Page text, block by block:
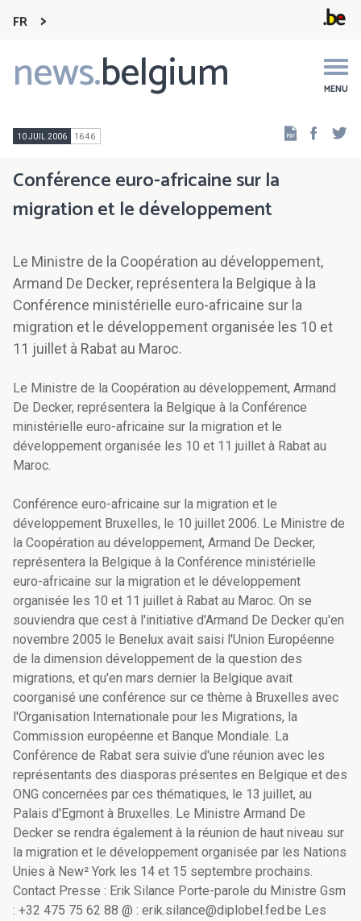
FR
news.belgium MENU
Main
navigation
10 JUIL 2006 16:46
Conférence euro-africaine sur la
migration et le développement
Le Ministre de la Coopération au développement,
Armand De Decker, représentera la Belgique à la
Conférence ministérielle euro-africaine sur la
migration et le développement organisée les 10 et
11 juillet à Rabat au Maroc.
Le Ministre de la Coopération au développement, Armand
De Decker, représentera la Belgique à la Conférence
ministérielle euro-africaine sur la migration et le
développement organisée les 10 et 11 juillet à Rabat au
Maroc.
Conférence euro-africaine sur la migration et le
développement Bruxelles, le 10 juillet 2006. Le Ministre de
la Coopération au développement, Armand De Decker,
représentera la Belgique à la Conférence ministérielle
euro-africaine sur la migration et le développement
organisée les 10 et 11 juillet à Rabat au Maroc. On se
souviendra que cest à l'initiative d'Armand De Decker qu'en
novembre 2005 le Benelux avait saisi l'Union Européenne
de la dimension développement de la question des
migrations, et qu'en mars dernier la Belgique avait
coorganisé une conférence sur ce thème à Bruxelles avec
l'Organisation Internationale pour les Migrations, la
Commission européenne et Banque Mondiale. La
Conférence de Rabat sera suivie d'une réunion avec les
représentants des diasporas présentes en Belgique et des
ONG concernées par ces thématiques, le 13 juillet, au
Palais d'Egmont à Bruxelles. Le Ministre Armand De
Decker se rendra également à la réunion de haut niveau sur
la migration et le développement organisée par les Nations
Unies à New² York les 14 et 15 septembre prochains.
Contact Presse : Erik Silance Porte-parole du Ministre Gsm
: +32 475 75 62 88 @ : erik.silance@diplobel.fed.be Les